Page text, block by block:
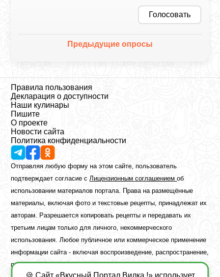
Голосовать
Предыдущие опросы
Правила пользования
Декларация о доступности
Наши кулинары
Пишите
О проекте
Новости сайта
Политика конфиденциальности
Отправляя любую форму на этом сайте, пользователь
подтверждает согласие сЛицензионным соглашениемоб
использовании материалов портала. Права на размещённые
материалы, включая фото и текстовые рецепты, принадлежат их
авторам. Разрешается копировать рецепты и передавать их
третьим лицам только для личного, некоммерческого
использования. Любое публичное или коммерческое применение
информации сайта - включая воспроизведение, распространение,
публикацию или обработку - возможно лишь при наличии
🍪 Сайт «Вкусный Портал Вилка !» использует